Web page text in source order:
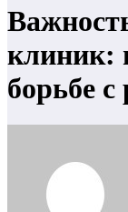
клиник:
борьбе с